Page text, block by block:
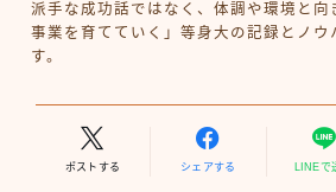
派手な成功話ではなく、体調や環境と向
事業を育てていく」等身大の記録とノウ
す。
ポストする シェアする LINEで